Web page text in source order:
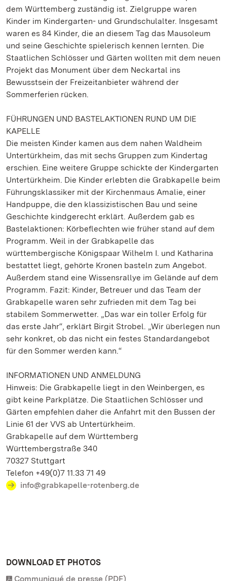
dem Württemberg zuständig ist. Zielgruppe waren
Kinder im Kindergarten- und Grundschulalter. Insgesamt
waren es 84 Kinder, die an diesem Tag das Mausoleum
und seine Geschichte spielerisch kennen lernten. Die
Staatlichen Schlösser und Gärten wollten mit dem neuen
Projekt das Monument über dem Neckartal ins
Bewusstsein der Freizeitanbieter während der
Sommerferien rücken.
FÜHRUNGEN UND BASTELAKTIONEN RUND UM DIE
KAPELLE
Die meisten Kinder kamen aus dem nahen Waldheim
Untertürkheim, das mit sechs Gruppen zum Kindertag
erschien. Eine weitere Gruppe schickte der Kindergarten
Untertürkheim. Die Kinder erlebten die Grabkapelle beim
Führungsklassiker mit der Kirchenmaus Amalie, einer
Handpuppe, die den klassizistischen Bau und seine
Geschichte kindgerecht erklärt. Außerdem gab es
Bastelaktionen: Körbeflechten wie früher stand auf dem
Programm. Weil in der Grabkapelle das
württembergische Königspaar Wilhelm I. und Katharina
bestattet liegt, gehörte Kronen basteln zum Angebot.
Außerdem stand eine Wissensrallye im Gelände auf dem
Programm. Fazit: Kinder, Betreuer und das Team der
Grabkapelle waren sehr zufrieden mit dem Tag bei
stabilem Sommerwetter. „Das war ein toller Erfolg für
das erste Jahr“, erklärt Birgit Strobel. „Wir überlegen nun
sehr konkret, ob das nicht ein festes Standardangebot
für den Sommer werden kann.“
INFORMATIONEN UND ANMELDUNG
Hinweis: Die Grabkapelle liegt in den Weinbergen, es
gibt keine Parkplätze. Die Staatlichen Schlösser und
Gärten empfehlen daher die Anfahrt mit den Bussen der
Linie 61 der VVS ab Untertürkheim.
Grabkapelle auf dem Württemberg
Württembergstraße 340
70327 Stuttgart
Telefon +49(0)7 11.33 71 49
info@grabkapelle-rotenberg.de
DOWNLOAD ET PHOTOS
Communiqué de presse (PDF)